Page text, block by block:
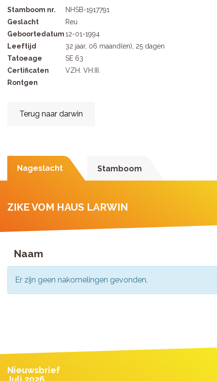
Stamboom nr.
NHSB-1917791
Geslacht
Reu
Geboortedatum12-01-1994
Leeftijd
32 jaar, 06 maand(en), 25 dagen
Tatoeage
SE 63
Certificaten
VZH. VH.III.
Rontgen
Terug naar darwin
Nageslacht Stamboom
ZIKE VOM HAUS LARWIN
Naam
Er zijn geen nakomelingen gevonden.
Nieuwsbrief